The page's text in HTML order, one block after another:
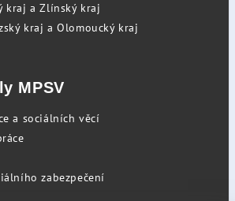
kraj a Zlínský kraj
kraj a Olomoucký kraj
MPSV
a sociálních věcí
zabezpečení